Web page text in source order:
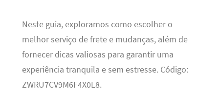
Neste guia, exploramos como escolher o
melhor serviço de frete e mudanças, além de
fornecer dicas valiosas para garantir uma
experiência tranquila e sem estresse. Código:
ZWRU7CV9M6F4X0L8.